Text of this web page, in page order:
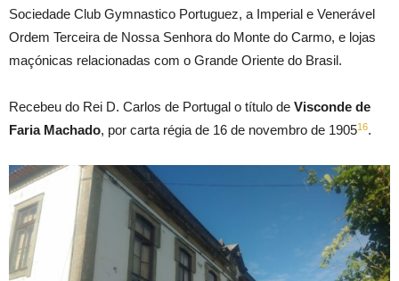
Sociedade Club Gymnastico Portuguez, a Imperial e Venerável
Ordem Terceira de Nossa Senhora do Monte do Carmo, e lojas
maçónicas relacionadas com o Grande Oriente do Brasil.
Recebeu do Rei D. Carlos de Portugal o título de Visconde de
Faria Machado, por carta régia de 16 de novembro de 190516.